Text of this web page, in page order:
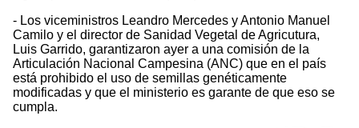
- Los viceministros Leandro Mercedes y Antonio Manuel
Camilo y el director de Sanidad Vegetal de Agricutura,
Luis Garrido, garantizaron ayer a una comisión de la
Articulación Nacional Campesina (ANC) que en el país
está prohibido el uso de semillas genéticamente
modificadas y que el ministerio es garante de que eso se
cumpla.